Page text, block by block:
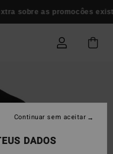
sobre as promocôes
DADOS
Continuar sem aceitar